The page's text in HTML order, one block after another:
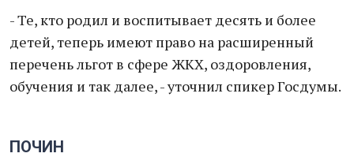
- Те, кто родил и воспитывает десять и более
детей, теперь имеют право на расширенный
перечень льгот в сфере ЖКХ, оздоровления,
обучения и так далее, - уточнил спикер Госдумы.
ПОЧИН